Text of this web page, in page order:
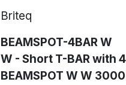
Briteq
BEAMSPOT-4BAR W
W - Short T-BAR with 4
BEAMSPOT W W 3000